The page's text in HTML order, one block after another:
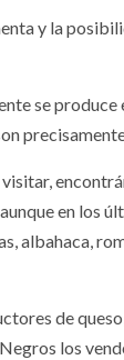
y la
se
en los
albahaca,
de
los